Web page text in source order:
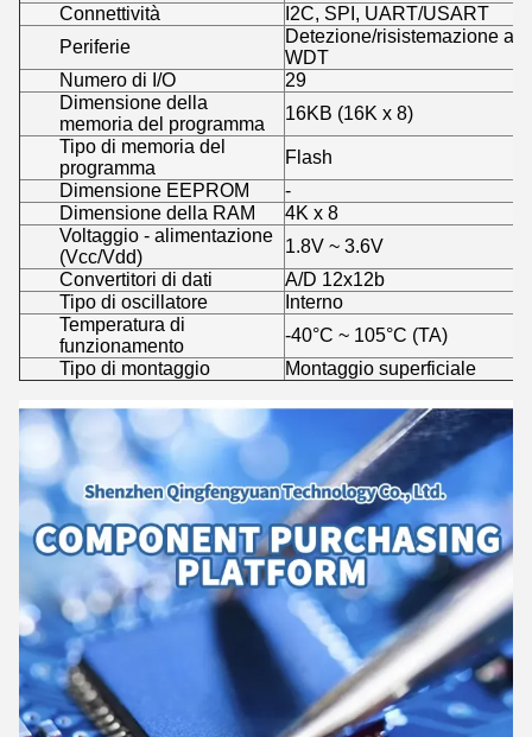
Connettività
I2C, SPI, UART/USART
Periferie
Detezione/risistemazione a
WDT
Numero di I/O
29
Dimensione della
memoria del programma
16KB (16K x 8)
Tipo di memoria del
programma
Flash
Dimensione EEPROM
-
Dimensione della RAM
4K x 8
Voltaggio - alimentazione
(Vcc/Vdd)
1.8V ~ 3.6V
Convertitori di dati
A/D 12x12b
Tipo di oscillatore
Interno
Temperatura di
funzionamento
-40°C ~ 105°C (TA)
Tipo di montaggio
Montaggio superficiale